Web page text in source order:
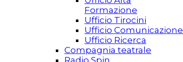
Formazione
Ufficio Tirocini
Ufficio Comunicazione
Ufficio Ricerca
Compagnia teatrale
Radio Spin